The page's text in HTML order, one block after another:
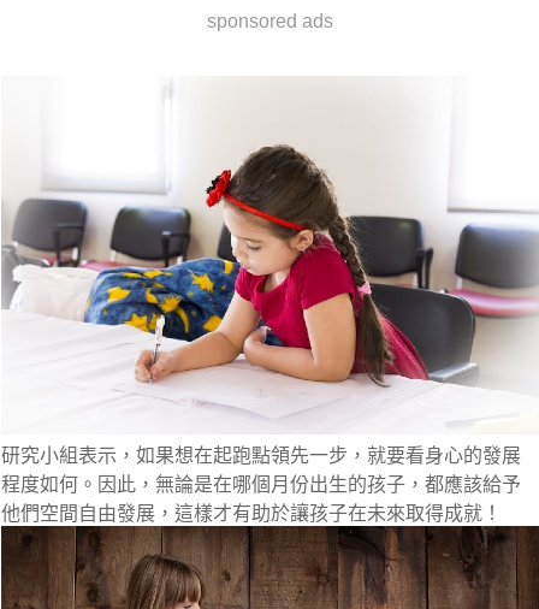
sponsored ads
研究小組表示， 如果想在起跑點領先一步，就要看身心的發展
程度如何。 因此，無論是在哪個月份出生的孩子，都應該給予
他們空間自由發展，這樣才有助於讓孩子在未來取得成就！